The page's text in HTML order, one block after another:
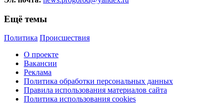
Ещё темы
Политика Происшествия
О проекте
Вакансии
Реклама
Политика обработки персональных данных
Правила использования материалов сайта
Политика использования cookies